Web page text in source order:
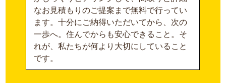
なお見積もりのご提案まで無料で行ってい
ます。十分にご納得いただいてから、次の
一歩へ。住んでからも安心できること。そ
れが、私たちが何より大切にしていること
です。